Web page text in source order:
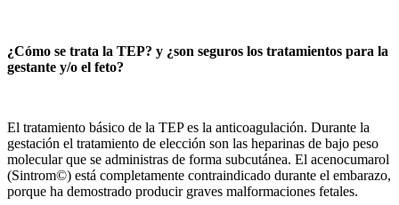
¿Cómo se trata la TEP? y ¿son seguros los tratamientos para la
gestante y/o el feto?
El tratamiento básico de la TEP es la anticoagulación. Durante la
gestación el tratamiento de elección son las heparinas de bajo peso
molecular que se administras de forma subcutánea. El acenocumarol
(Sintrom©) está completamente contraindicado durante el embarazo,
porque ha demostrado producir graves malformaciones fetales.